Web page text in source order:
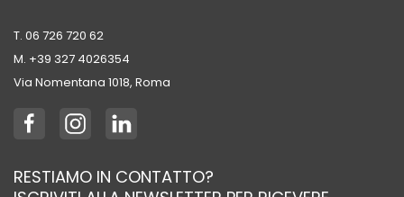
T. 06 726 720 62
M. +39 ‭327 4026354‬
Via Nomentana 1018, Roma
RESTIAMO IN CONTATTO?